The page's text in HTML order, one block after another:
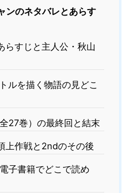
ンのネタバレとあらす
らすじと主人公・秋山
ルを描く物語の見どこ
27巻）の最終回と結末
上作戦と2ndのその後
子書籍でどこで読め